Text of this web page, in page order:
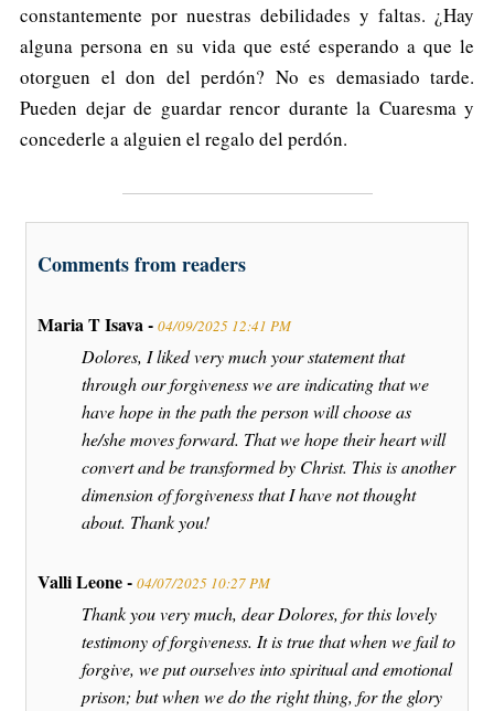
constantemente por nuestras debilidades y faltas. ¿Hay
alguna persona en su vida que esté esperando a que le
otorguen el don del perdón? No es demasiado tarde.
Pueden dejar de guardar rencor durante la Cuaresma y
concederle a alguien el regalo del perdón.
Comments from readers
Maria T Isava - 04/09/2025 12:41 PM
Dolores, I liked very much your statement that
through our forgiveness we are indicating that we
have hope in the path the person will choose as
he/she moves forward. That we hope their heart will
convert and be transformed by Christ. This is another
dimension of forgiveness that I have not thought
about. Thank you!
Valli Leone - 04/07/2025 10:27 PM
Thank you very much, dear Dolores, for this lovely
testimony of forgiveness. It is true that when we fail to
forgive, we put ourselves into spiritual and emotional
prison; but when we do the right thing, for the glory